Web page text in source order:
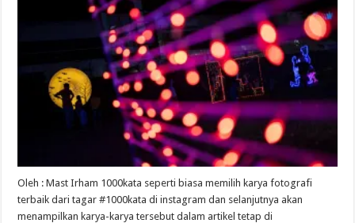
Oleh : Mast Irham 1000kata seperti biasa memilih karya fotografi
terbaik dari tagar #1000kata di instagram dan selanjutnya akan
menampilkan karya-karya tersebut dalam artikel tetap di